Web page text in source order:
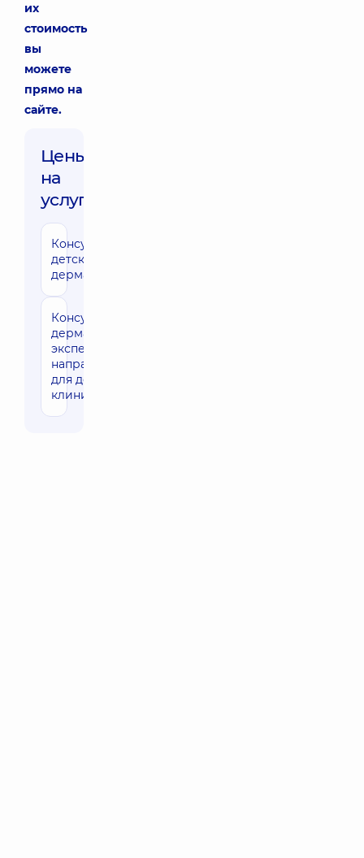
их
стоимость
вы
можете
прямо на
сайте.
Цены
на
услуги:
Консультация
детского
дерматолога
Консультация
дерматолога
эксперта
направления
для детей в
клинике